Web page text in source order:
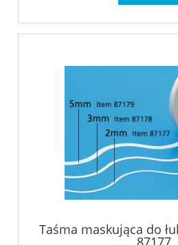
Taśma maskująca do
87177